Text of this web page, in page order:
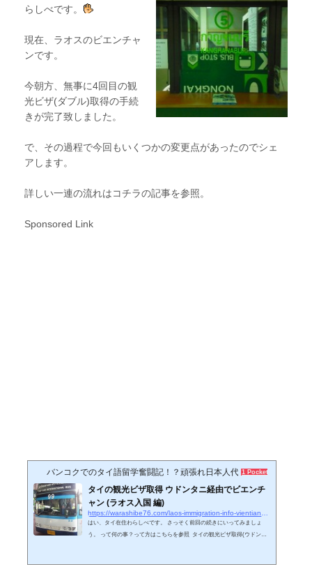
らしべです。
現在、ラオスのビエンチャ
ンです。
今朝方、無事に4回目の観
光ビザ(ダブル)取得の手続
きが完了致しました。
で、その過程で今回もいくつかの変更点があったのでシェ
アします。
詳しい一連の流れはコチラの記事を参照。
Sponsored Link
バンコクでのタイ語留学奮闘記！？頑張れ日本人代表♪1 Pocket
タイの観光ビザ取得 ウドンタニ経由でビエンチ
ャン (ラオス入国 編)
はい、タイ在住わらしべです。 さっそく前回の続きにいってみましょ
う。 って何の事？って方はこちらを参照 タイの観光ビザ取得(ウドンタ